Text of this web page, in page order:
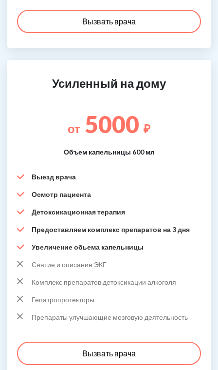
Вызвать врача
Усиленный на дому
от 5000 ₽
Объем капельницы 600 мл
Выезд врача
Осмотр пациента
Детоксикационная терапия
Предоставляем комплекс препаратов на 3 дня
Увеличение обьема капельницы
Снятие и описание ЭКГ
Комплекс препаратов детоксикации алкоголя
Гепатропротекторы
Препараты улучшающие мозговую деятельность
Вызвать врача